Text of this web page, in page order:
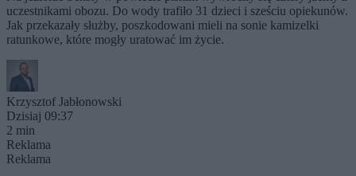
uczestnikami obozu. Do wody trafiło 31 dzieci i sześciu opiekunów.
Jak przekazały służby, poszkodowani mieli na sonie kamizelki
ratunkowe, które mogły uratować im życie.
Krzysztof Jabłonowski
Dzisiaj 09:37
2 min
Reklama
Reklama